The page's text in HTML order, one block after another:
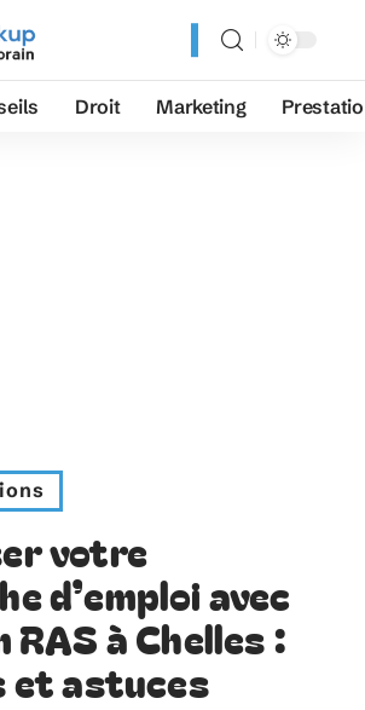
Droit Marketing
votre
d’emploi avec
RAS à Chelles :
et astuces